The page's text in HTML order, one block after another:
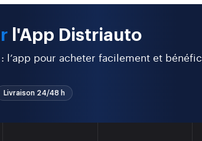
l'App Distriauto
l’app pour acheter facilement et
Livraison 24/48 h